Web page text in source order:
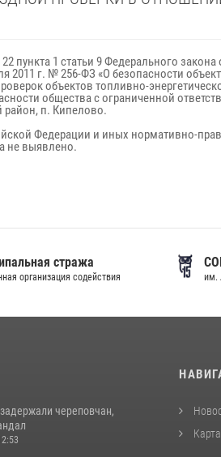
пункта 1 статьи 9 Федерального
2011 г. № 256-ФЗ «О безопасности
объектов топливно-
общества с ограниченной
район, п. Кипелово.
Федерации и иных нормативно-
не выявлено.
стража
организация содействия
им.
череповчан,